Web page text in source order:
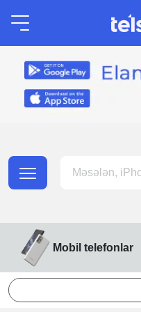
Mobil telefonlar